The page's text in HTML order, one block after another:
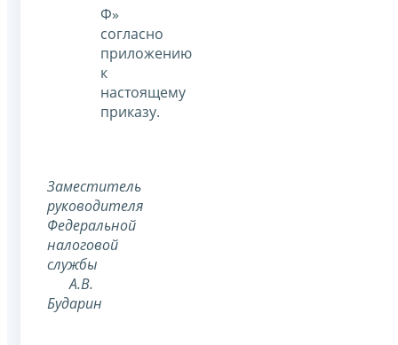
Ф»
согласно
приложению
к
настоящему
приказу.
Заместитель
руководителя
Федеральной
налоговой
службы
А.В.
Бударин